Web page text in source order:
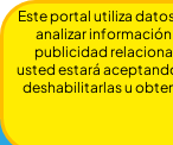
Este portal utiliza
analizar
publicidad
usted estará
deshabilitarlas u